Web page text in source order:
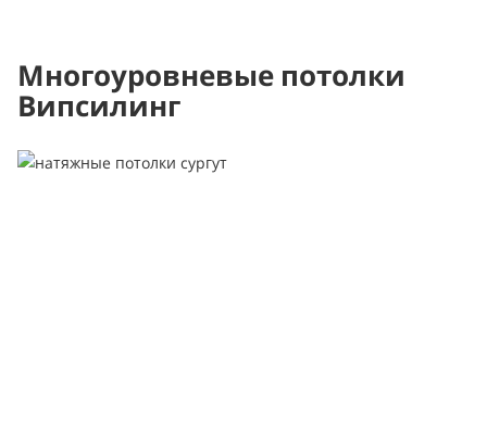
Многоуровневые потолки
Випсилинг